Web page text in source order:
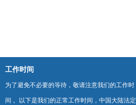
工作时间
为了避免不必要的等待，敬请注意我们的工作时
间 。以下是我们的正常工作时间，中国大陆法定